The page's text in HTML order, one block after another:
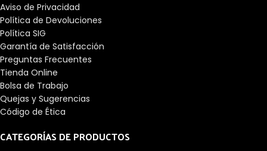
Aviso de Privacidad
Política de Devoluciones
Política SIG
Garantía de Satisfacción
Preguntas Frecuentes
Tienda Online
Bolsa de Trabajo
Quejas y Sugerencias
Código de Ética
CATEGORÍAS DE PRODUCTOS